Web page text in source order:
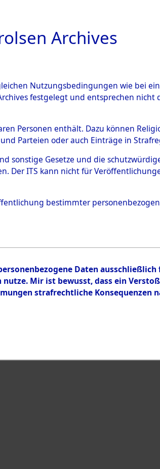
BILD
→0108
Archives
Nutzungsbedingungen wie bei
festgelegt und entsprechen nicht
Personen enthält. Dazu können
Parteien oder auch Einträge in
sonstige Gesetze und die
Der ITS kann nicht für
bestimmter
Daten
Mir ist bewusst, dass ein
strafrechtliche Konsequenzen